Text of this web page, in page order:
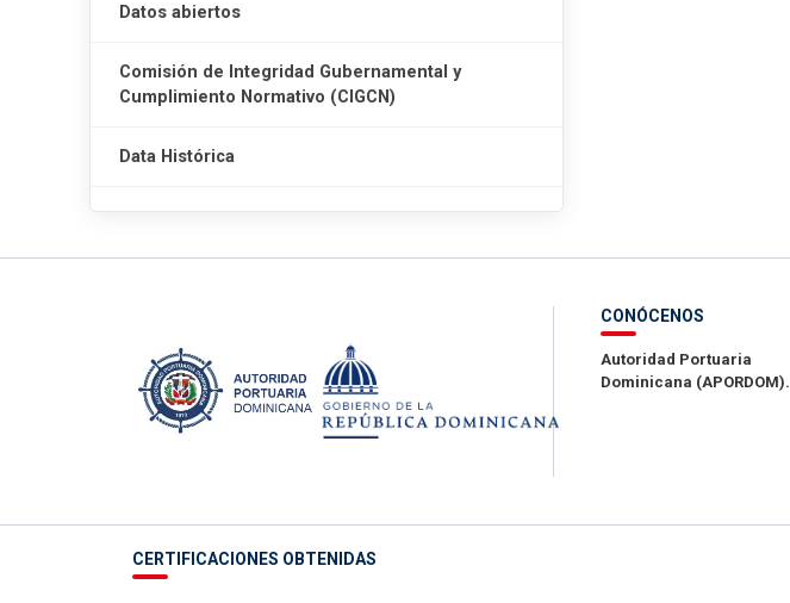
Datos abiertos
Comisión de Integridad Gubernamental y
Cumplimiento Normativo (CIGCN)
Data Histórica
CONÓCENOS
Autoridad Portuaria
Dominicana (APORDOM).
CERTIFICACIONES OBTENIDAS